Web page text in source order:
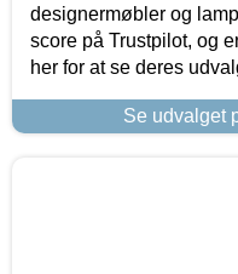
designermøbler og
score på Trustpilot, og
her for at se deres
Se udvalget